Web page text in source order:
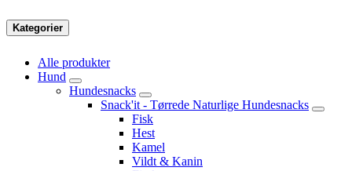
Kategorier
Alle produkter
Hund
Hundesnacks
Snack'it - Tørrede Naturlige Hundesnacks
Fisk
Hest
Kamel
Vildt & Kanin